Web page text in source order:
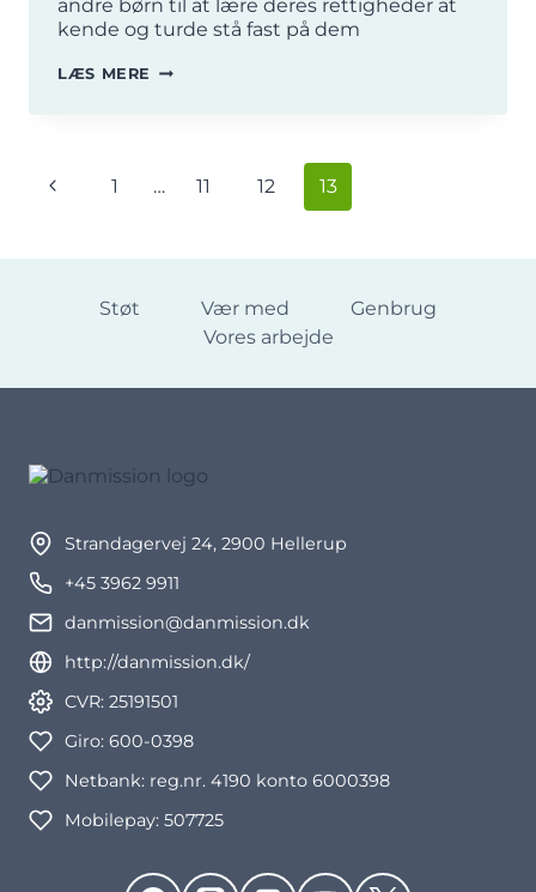
andre børn til at lære deres rettigheder at
kende og turde stå fast på dem
LÆS MERE 12-
LYTTER
Side
Forrige 1 … 11 12 13
Støt Vær med
Genbrug
Vores arbejde
Strandagervej 24, 2900 Hellerup
+45 3962 9911
danmission@danmission.dk
http://danmission.dk/
CVR: 25191501
Giro: 600-0398
Netbank: reg.nr. 4190 konto 6000398
Mobilepay: 507725